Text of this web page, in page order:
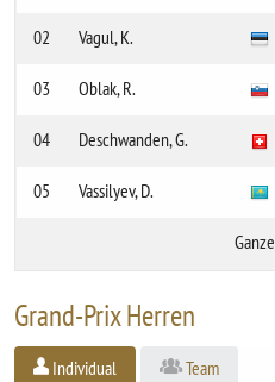
02 Vagul, K.
03 Oblak, R.
04 Deschwanden, G.
05 Vassilyev, D.
Grand-Prix Herren
Individual Team